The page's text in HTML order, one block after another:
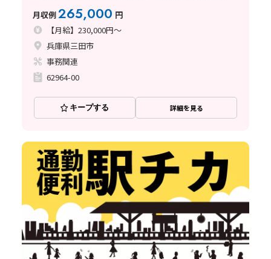
月収例265,000 円
【月給】230,000円～
兵庫県三田市
事務関連
62964-00
キープする 詳細を見る